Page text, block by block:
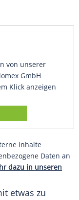
von unserer
GmbH
Klick anzeigen
Inhalte
Daten an
dazu in unseren
etwas zu